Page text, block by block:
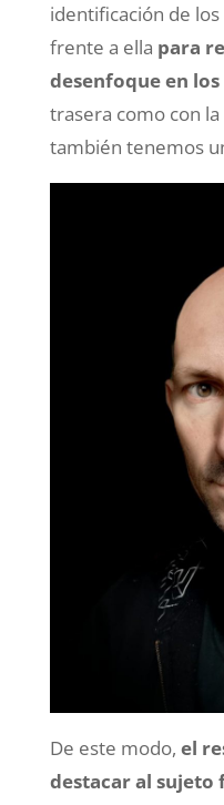
identificación de
frente a ella para
desenfoque en
trasera como con
también tenemos
De este modo, el
destacar al sujeto